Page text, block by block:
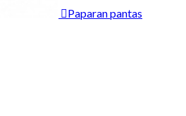
Paparan pantas